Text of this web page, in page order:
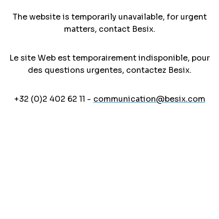
The website is temporarily unavailable, for urgent
matters, contact Besix.
Le site Web est temporairement indisponible, pour
des questions urgentes, contactez Besix.
+32 (0)2 402 62 11 - communication@besix.com